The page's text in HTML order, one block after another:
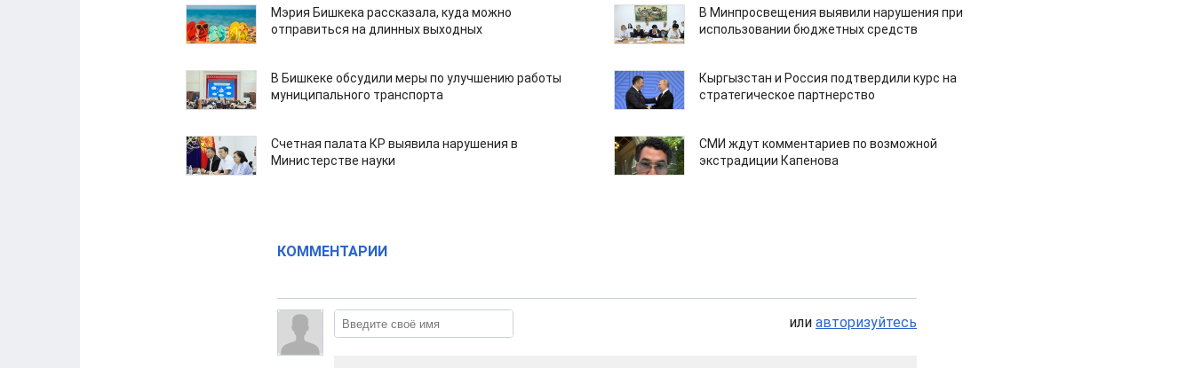
Мэрия Бишкека рассказала, куда можно
отправиться на длинных выходных
В Минпросвещения выявили нарушения при
использовании бюджетных средств
В Бишкеке обсудили меры по улучшению работы
муниципального транспорта
Кыргызстан и Россия подтвердили курс на
стратегическое партнерство
Счетная палата КР выявила нарушения в
Министерстве науки
СМИ ждут комментариев по возможной
экстрадиции Капенова
КОММЕНТАРИИ
или авторизуйтесь